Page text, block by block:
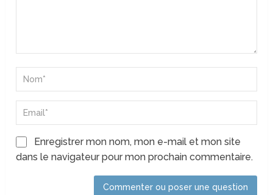
Enregistrer mon nom, mon e-mail et mon site
dans le navigateur pour mon prochain commentaire.